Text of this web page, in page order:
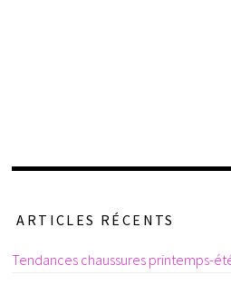
ARTICLES RÉCENTS
Tendances chaussures printemps-